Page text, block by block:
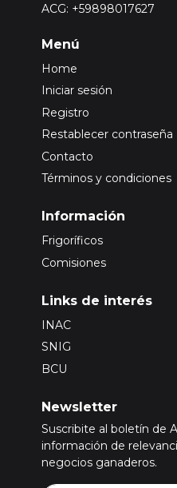
ACG: +59898017627
Menú
Home
Iniciar sesión
Registro
Restablecer contraseña
Contacto
Términos y condiciones
Información
Frigoríficos
Comisiones
Links de interés
INAC
SNIG
BCU
Newsletter
Suscribite al boletín de
información de
negocios ganaderos.